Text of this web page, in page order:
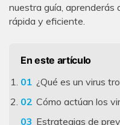
nuestra guía, aprenderás
rápida y eficiente.
En este artículo
¿Qué es un virus
Cómo actúan los
Estrategias de